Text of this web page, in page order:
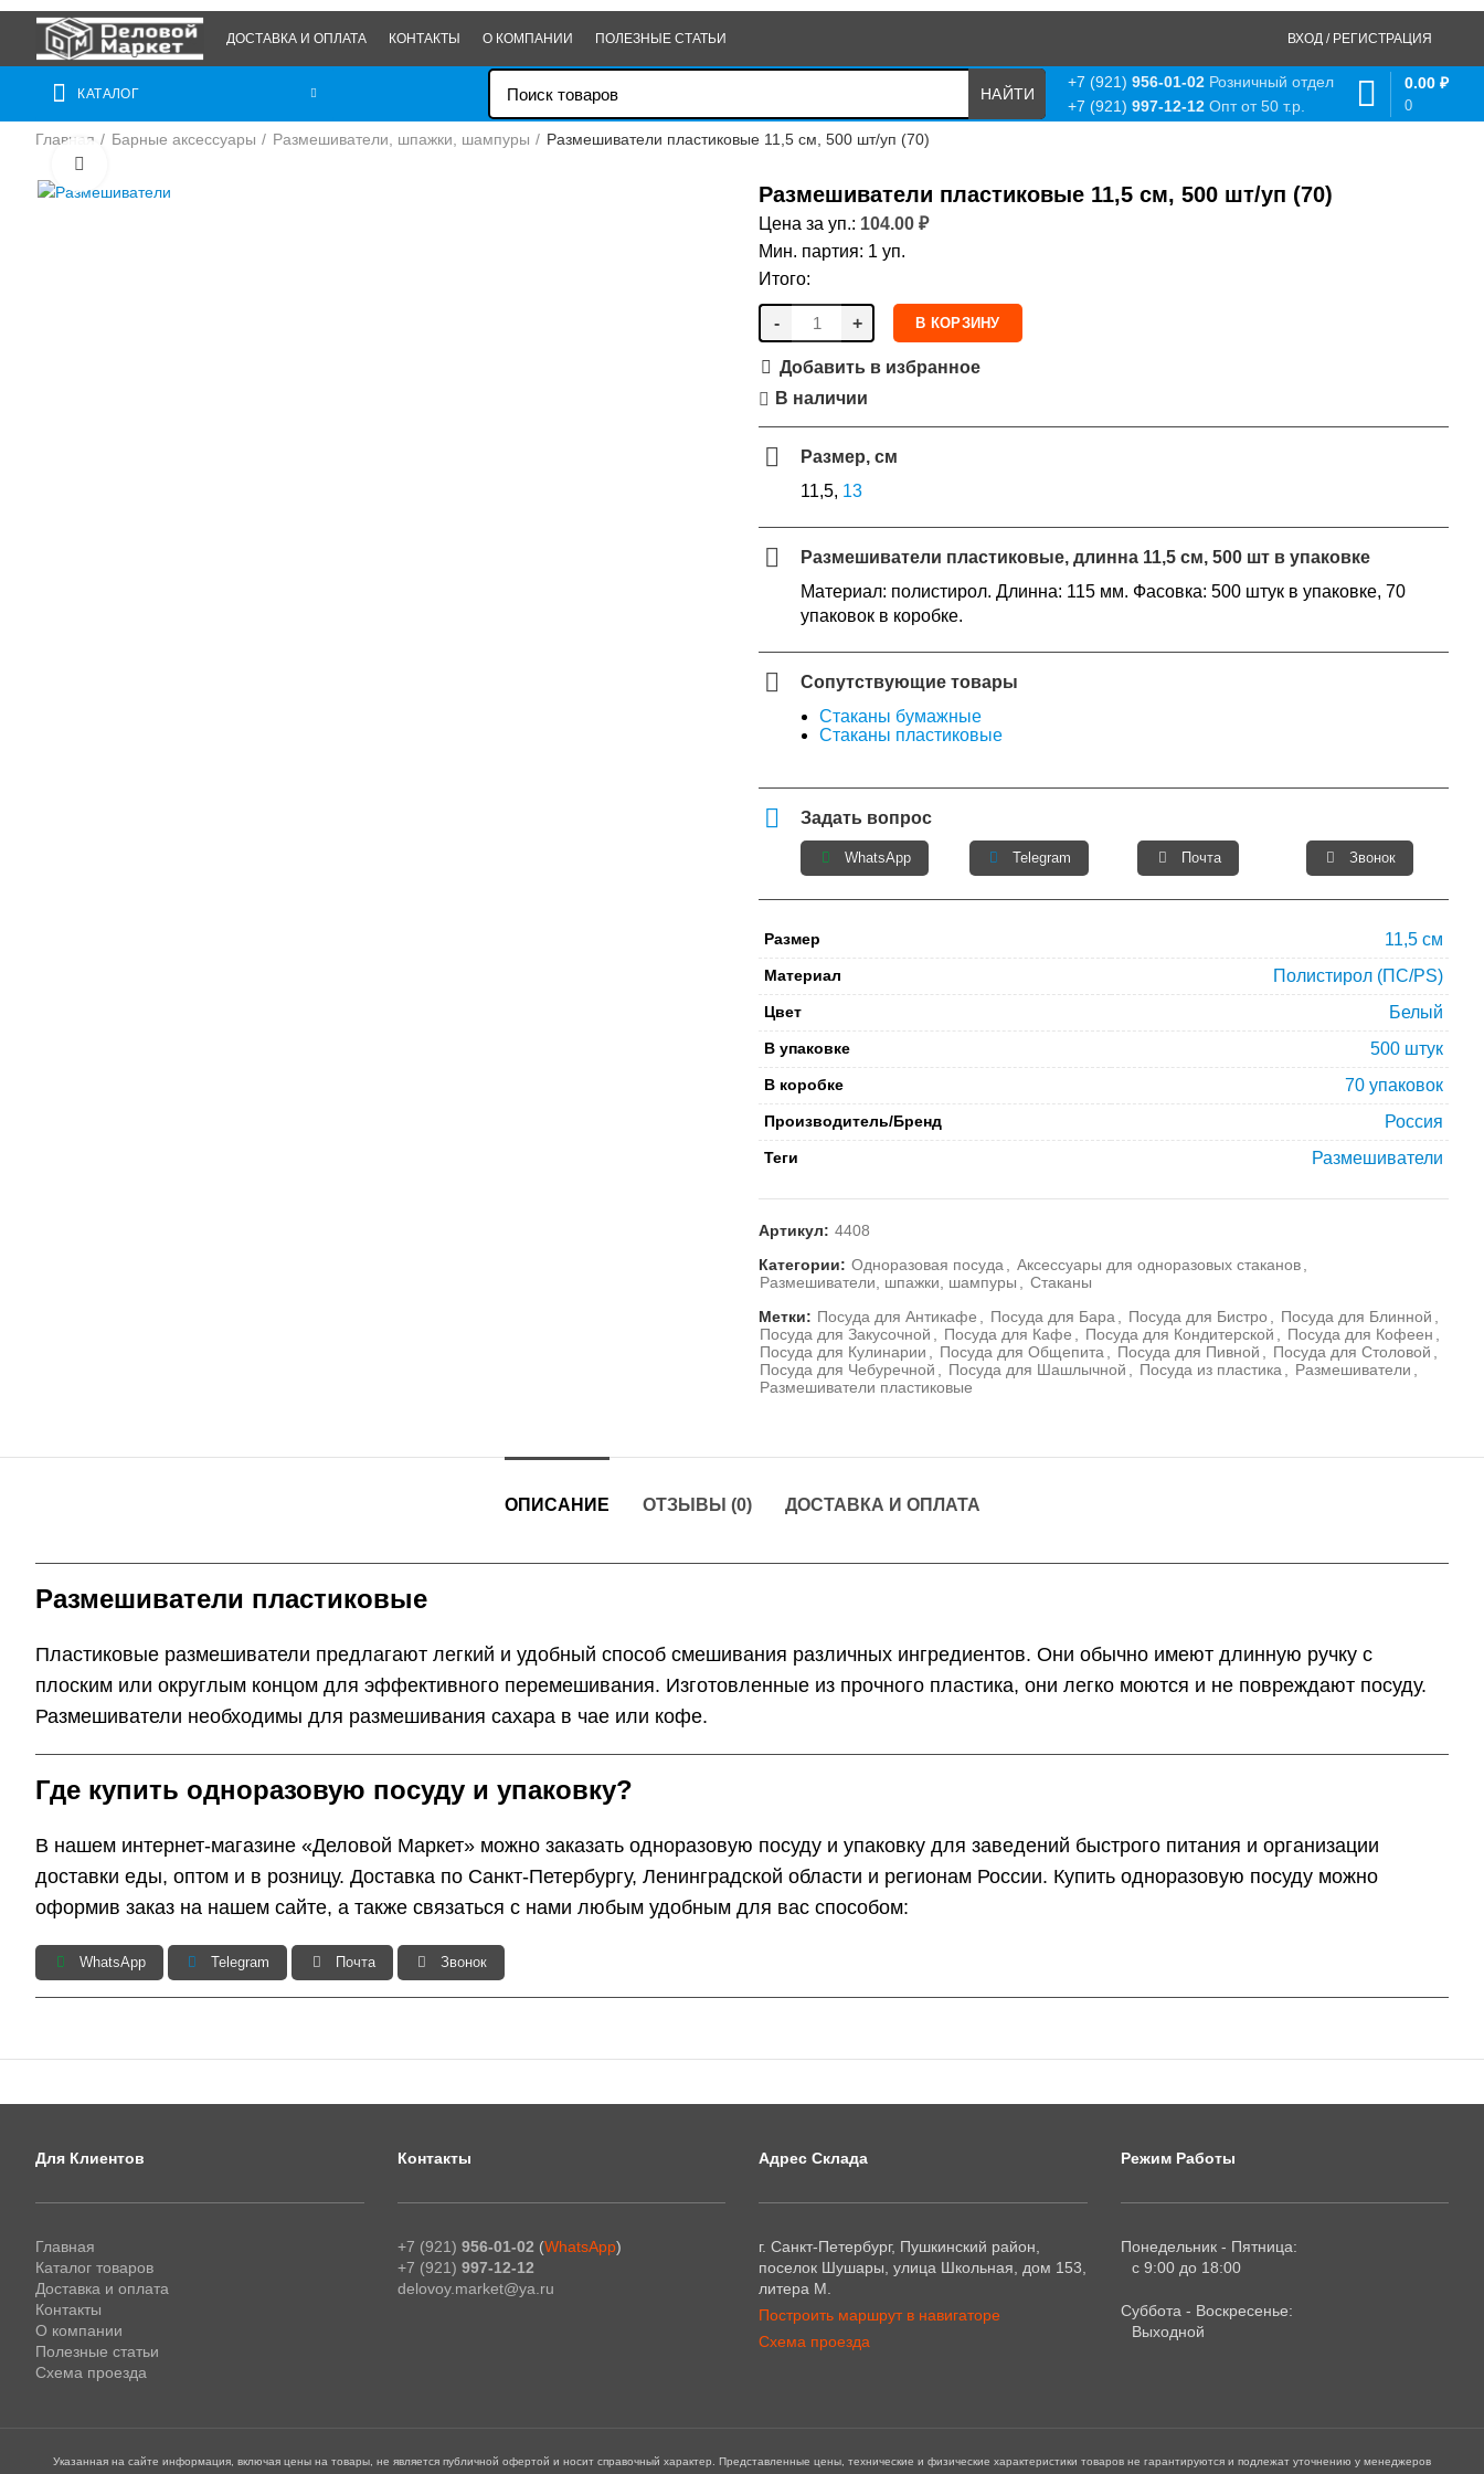
ДОСТАВКА И ОПЛАТА КОНТАКТЫ О КОМПАНИИ ПОЛЕЗНЫЕ СТАТЬИ ВХОД / РЕГИСТРАЦИЯ
КАТАЛОГ
+7 (921) 956-01-02 Розничный отдел
+7 (921) 997-12-12 Опт от 50 т.р. 0
0.00 ₽
Главная Барные аксессуары Размешиватели, шпажки, шампуры Размешиватели пластиковые 11,5 см, 500 шт/уп (70)
Размешиватели пластиковые 11,5 см, 500 шт/уп (70)
Цена за уп.: 104.00 ₽
Мин. партия: 1 уп.
Итого:
- + В КОРЗИНУ
Добавить в избранное
В наличии
Размер, см
11,5, 13
Размешиватели пластиковые, длинна 11,5 см, 500 шт в упаковке
Материал: полистирол. Длинна: 115 мм. Фасовка: 500 штук в упаковке, 70
упаковок в коробке.
Сопутствующие товары
Стаканы бумажные
Стаканы пластиковые
Задать вопрос
WhatsApp Telegram Почта Звонок
Размер 11,5 см
Материал Полистирол (ПС/PS)
Цвет Белый
В упаковке 500 штук
В коробке 70 упаковок
Производитель/Бренд Россия
Теги Размешиватели
Артикул: 4408
Категории: Одноразовая посуда Аксессуары для одноразовых стаканов
Размешиватели, шпажки, шампуры
Стаканы
Метки: Посуда для Антикафе Посуда для Бара Посуда для Бистро Посуда для Блинной
Посуда для Закусочной
Посуда для Кафе Посуда для Кондитерской Посуда для Кофеен
Посуда для Кулинарии
Посуда для Общепита Посуда для Пивной Посуда для Столовой
Посуда для Чебуречной
Посуда для Шашлычной Посуда из пластика Размешиватели
Размешиватели пластиковые
ОПИСАНИЕ ОТЗЫВЫ (0) ДОСТАВКА И ОПЛАТА
Размешиватели пластиковые
Пластиковые размешиватели предлагают легкий и удобный способ смешивания различных ингредиентов. Они обычно имеют длинную ручку с
плоским или округлым концом для эффективного перемешивания. Изготовленные из прочного пластика, они легко моются и не повреждают посуду.
Размешиватели необходимы для размешивания сахара в чае или кофе.
Где купить одноразовую посуду и упаковку?
В нашем интернет-магазине «Деловой Маркет» можно заказать одноразовую посуду и упаковку для заведений быстрого питания и организации
доставки еды, оптом и в розницу. Доставка по Санкт-Петербургу, Ленинградской области и регионам России. Купить одноразовую посуду можно
оформив заказ на нашем сайте, а также связаться с нами любым удобным для вас способом:
WhatsApp Telegram Почта Звонок
Для Клиентов
Главная
Каталог товаров
Доставка и оплата
Контакты
О компании
Полезные статьи
Схема проезда
Контакты
+7 (921) 956-01-02 (WhatsApp)
+7 (921) 997-12-12
delovoy.market@ya.ru
Адрес Склада
г. Санкт-Петербург, Пушкинский район,
поселок Шушары, улица Школьная, дом 153,
литера М.
Построить маршрут в навигаторе
Схема проезда
Режим Работы
Понедельник - Пятница:
с 9:00 до 18:00
Суббота - Воскресенье:
Выходной
Указанная на сайте информация, включая цены на товары, не является публичной офертой и носит справочный характер. Представленные цены, технические и физические характеристики товаров не гарантируются и подлежат уточнению у менеджеров